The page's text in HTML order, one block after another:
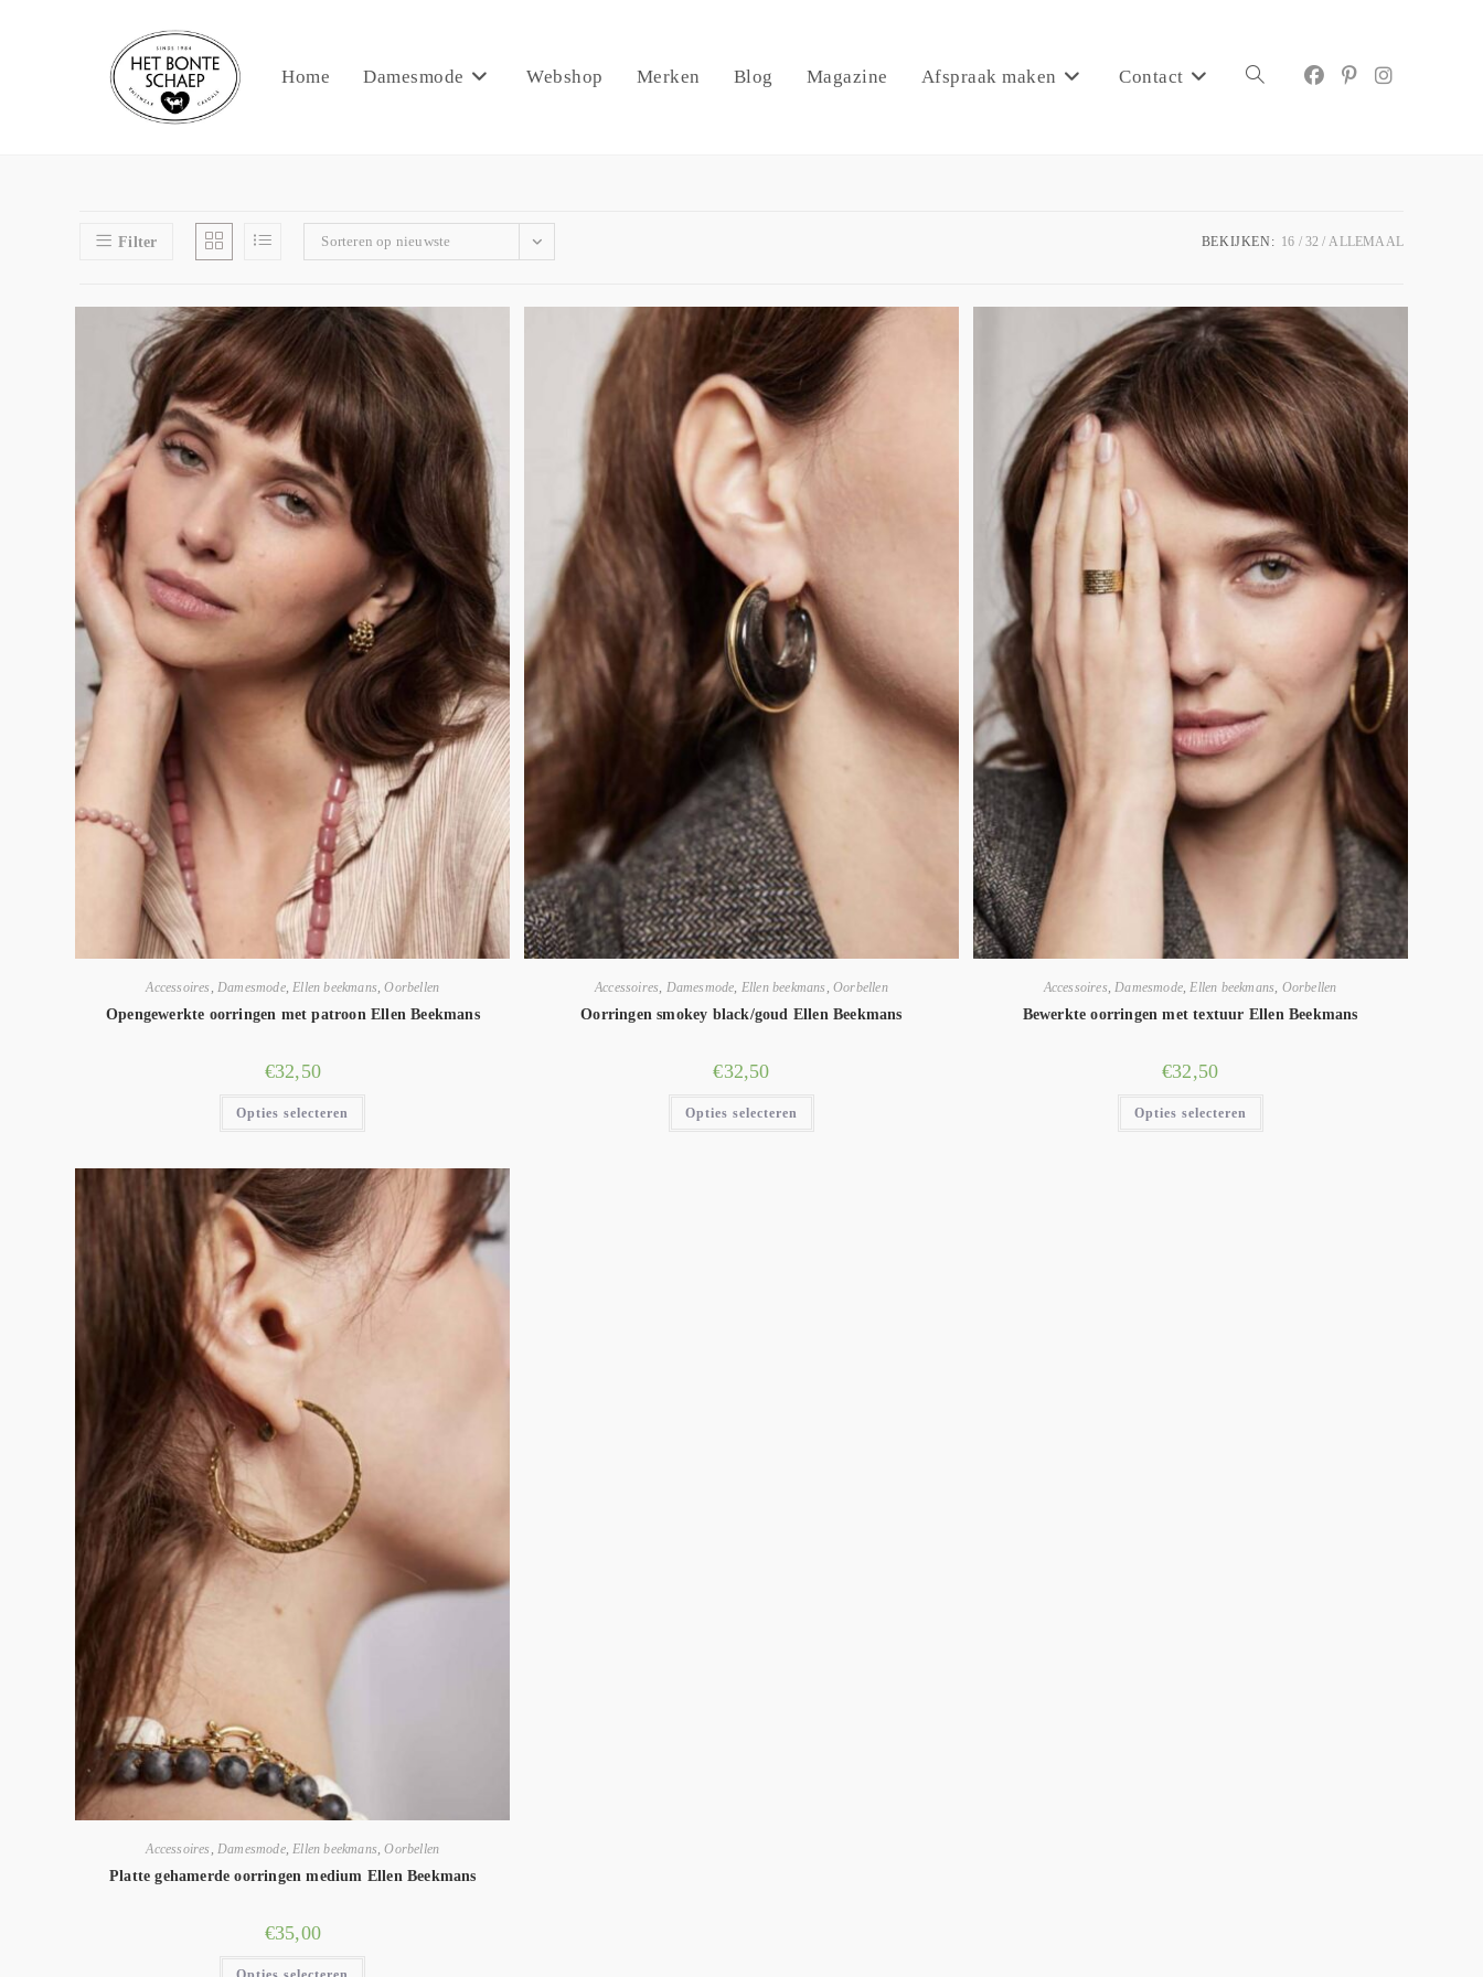
Home Damesmode Webshop Merken Blog Magazine Afspraak maken Contact
Filter Sorteren op nieuwste BEKIJKEN: 16 32 ALLEMAAL
Accessoires , Damesmode,Ellen beekmans,Oorbellen
Opengewerkte oorringen met patroon Ellen Beekmans
€32,50
Opties selecteren
Accessoires, Damesmode, Ellen beekmans ,Oorbellen
Oorringen smokey black/goud Ellen Beekmans
€32,50
Opties selecteren
Accessoires,Damesmode,Ellen beekmans, Oorbellen
Bewerkte oorringen met textuur Ellen Beekmans
€32,50
Opties selecteren
Accessoires , Damesmode,Ellen beekmans,Oorbellen
Platte gehamerde oorringen medium Ellen Beekmans
€35,00